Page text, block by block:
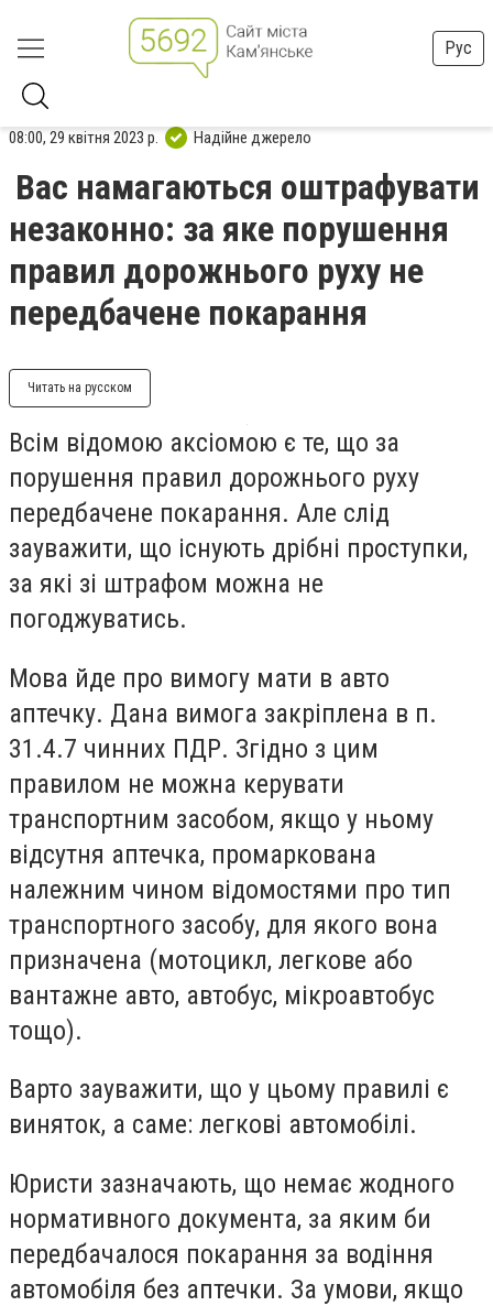
Рус
08:00, 29 квітня 2023 р. Надійне джерело
Вас намагаються оштрафувати
незаконно: за яке порушення
правил дорожнього руху не
передбачене покарання
Читать на русском
Всім відомою аксіомою є те, що за
порушення правил дорожнього руху
передбачене покарання. Але слід
зауважити, що існують дрібні проступки,
за які зі штрафом можна не
погоджуватись.
Мова йде про вимогу мати в авто
аптечку. Дана вимога закріплена в п.
31.4.7 чинних ПДР. Згідно з цим
правилом не можна керувати
транспортним засобом, якщо у ньому
відсутня аптечка, промаркована
належним чином відомостями про тип
транспортного засобу, для якого вона
призначена (мотоцикл, легкове або
вантажне авто, автобус, мікроавтобус
тощо).
Варто зауважити, що у цьому правилі є
виняток, а саме: легкові автомобілі.
Юристи зазначають, що немає жодного
нормативного документа, за яким би
передбачалося покарання за водіння
автомобіля без аптечки. За умови, якщо